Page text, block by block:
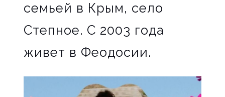
семьей в Крым, село
Степное. С 2003 года
живет в Феодосии.